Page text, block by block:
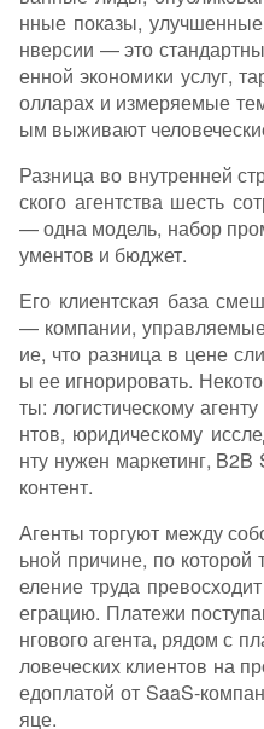
нные показы,
нверсии — это
енной экономики услуг,
олларах и измеряемые
ым выживают
Разница во внутренней
ского агентства шесть
— одна модель, набор
ументов и бюджет.
Его клиентская база
— компании,
ие, что разница в цене
ы ее игнорировать.
ты: логистическому
нтов, юридическому
нту нужен маркетинг, B2B
контент.
Агенты торгуют между
ьной причине, по которой
еление труда
еграцию. Платежи
нгового агента, рядом с
ловеческих клиентов на
едоплатой от SaaS-
яце.